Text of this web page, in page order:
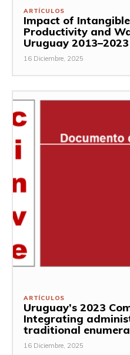
ARTÍCULOS
Impact of
Productivity and
Uruguay 2013–2023
16 Diciembre, 2025
ARTÍCULOS
Uruguay’s 2023
Integrating
traditional
16 Diciembre, 2025